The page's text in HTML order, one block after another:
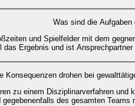
Was sind die Aufgaben
und Spielfelder mit dem
das Ergebnis und ist
Konsequenzen drohen bei
zu einem Disziplinarverfahren
des gesamten